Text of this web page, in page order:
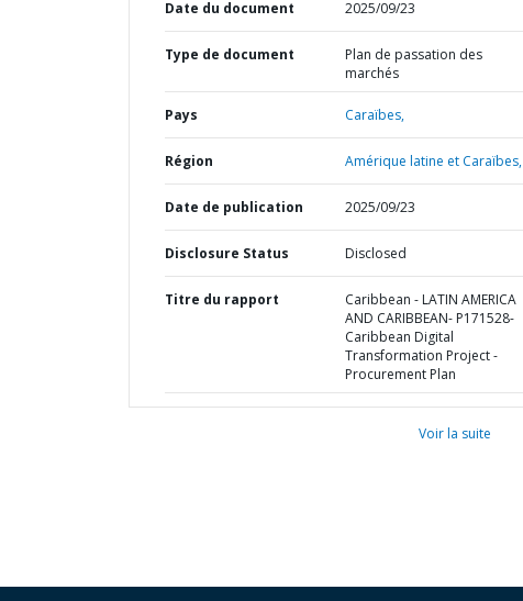
Date du document 2025/09/23
Type de document
Plan de passation des
marchés
Pays Caraïbes,
Région Amérique latine et Caraïbes,
Date de publication 2025/09/23
Disclosure Status Disclosed
Titre du rapport
Caribbean - LATIN AMERICA
AND CARIBBEAN- P171528-
Caribbean Digital
Transformation Project -
Procurement Plan
Voir la suite